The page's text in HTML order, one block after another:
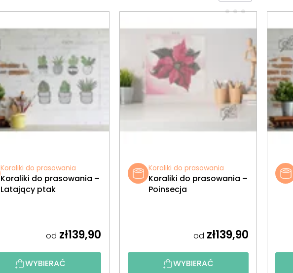
Koraliki do prasowania
Koraliki do prasowania –
Latający ptak
od zł139,90
WYBIERAĆ
Koraliki do prasowania
Koraliki do prasowania –
Poinsecja
od zł139,90
WYBIERAĆ